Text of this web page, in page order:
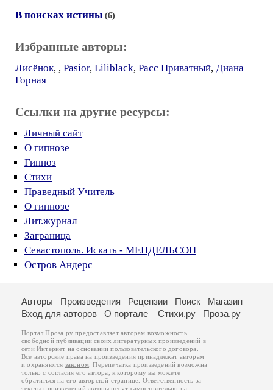
В поисках истины (6)
Избранные авторы:
Лисёнок, , Pasior, Liliblack, Расс Приватный, Диана
Горная
Ссылки на другие ресурсы:
Личный сайт
О гипнозе
Гипноз
Стихи
Праведный Учитель
О гипнозе
Лит.журнал
Заграница
Севастополь. Искать - МЕНДЕЛЬСОН
Остров Андерс
Авторы Произведения Рецензии Поиск
Магазин
Вход для авторов
О портале Стихи.ру Проза.ру
Портал Проза.ру предоставляет авторам возможность
свободной публикации своих литературных произведений в
сети Интернет на основаниипользовательского договора
Все авторские права на произведения принадлежат авторам
и охраняются законом . Перепечатка произведений возможна
только с согласия его автора, к которому вы можете
обратиться на его авторской странице. Ответственность за
тексты произведений авторы несут самостоятельно на